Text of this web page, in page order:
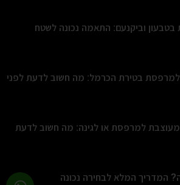
וביקנעם: התאמה נכונה לשטח
ולמרפסת בטירת הכרמל: מה חשוב לדעת לפני
למרפסת או לגינה: מה חשוב לדעת
המדריך המלא לבחירה נכונה